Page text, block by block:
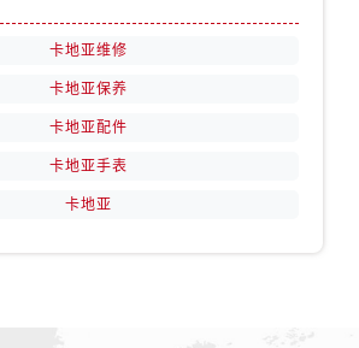
卡地亚维修
卡地亚保养
卡地亚配件
卡地亚手表
卡地亚